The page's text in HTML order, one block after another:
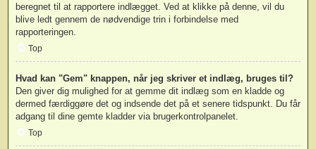
beregnet til at rapportere indlægget. Ved at klikke på denne, vil du
blive ledt gennem de nødvendige trin i forbindelse med
rapporteringen.
Top
Hvad kan "Gem" knappen, når jeg skriver et indlæg, bruges til?
Den giver dig mulighed for at gemme dit indlæg som en kladde og
dermed færdiggøre det og indsende det på et senere tidspunkt. Du får
adgang til dine gemte kladder via brugerkontrolpanelet.
Top